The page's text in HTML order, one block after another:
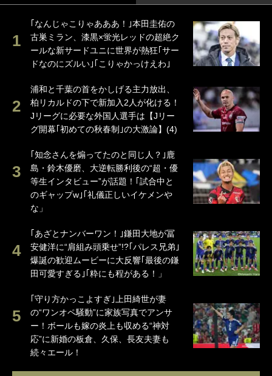
｢なんじゃこりゃあああ！｣本田圭佑の
古巣ミラン、漆黒×蛍光レッドの超絶ク
ールな新サードユニに世界が熱狂｢サー
ドなのにズルい｣｢こりゃかっけえわ｣
浦和と千葉の首をかしげる主力放出、
柏リカルドの下で新加入2人が化ける！
Jリーグに必要な外国人選手は【Jリー
グ開幕｢初めての秋春制｣の大激論】(4)
｢知念さんを煽ってたのと同じ人？｣鹿
島・鈴木優磨、大逆転勝利後の“超・優
等生インタビュー”が話題！｢試合中と
のギャップw｣｢礼儀正しいイケメンや
な」
｢あざとナンバーワン！｣鎌田大地が冨
安健洋に“肩組み頭乗せ”!?｢パレス兄弟｣
爆誕の歓迎ムービーに大反響｢最後の鎌
田可愛すぎる｣｢粋にも程がある！」
｢守り方かっこよすぎ｣上田綺世が妻
の“ワンオペ騒動”に家族写真でアンサ
ー！ボールも嫁の炎上も収める“神対
応”に新婚の板倉、久保、長友夫妻も
続々エール！